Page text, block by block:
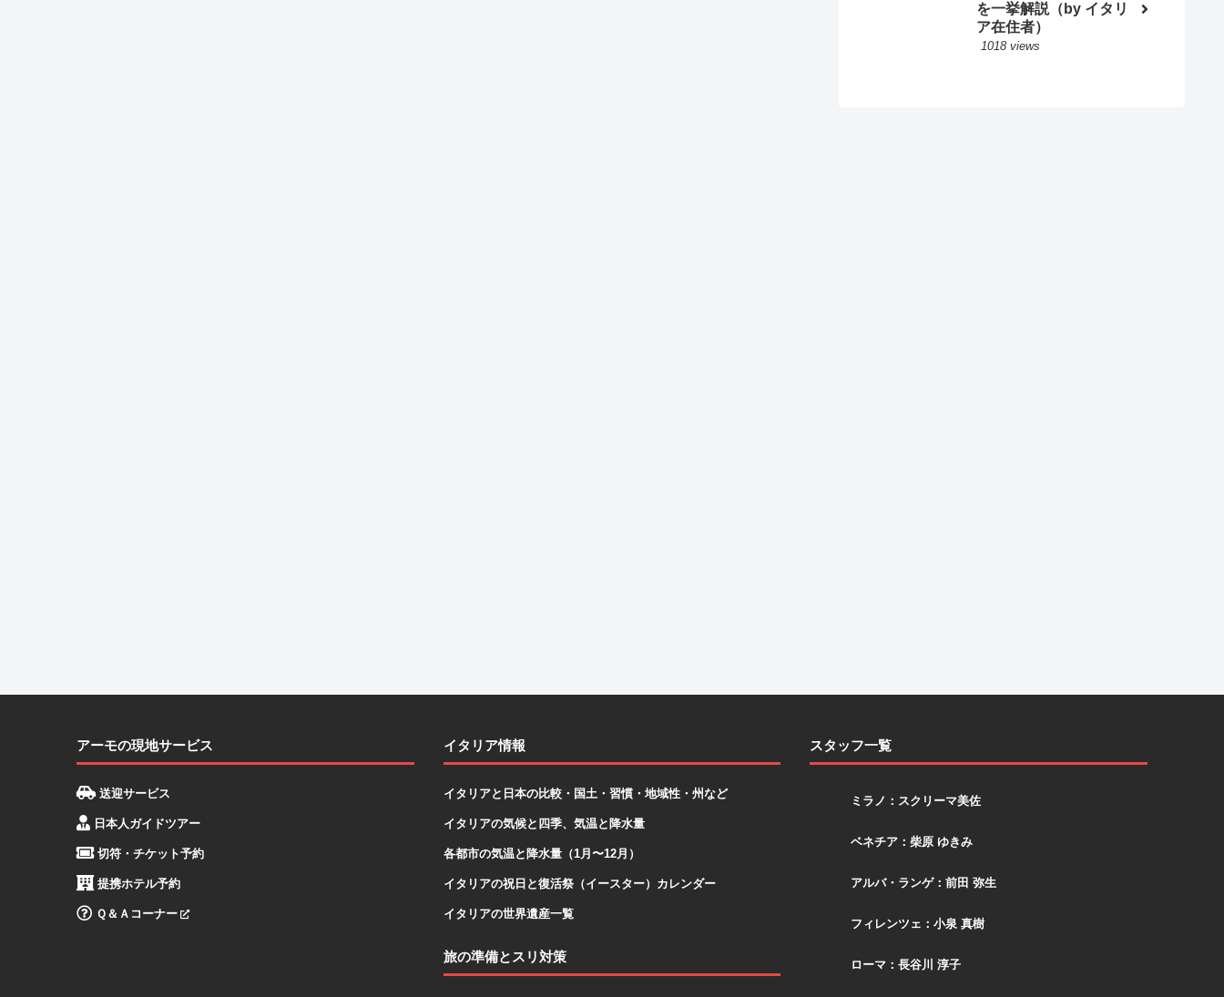
を一挙解説（by イタリ
ア在住者）
1018 views
アーモの現地サービス
送迎サービス
日本人ガイドツアー
切符・チケット予約
提携ホテル予約
Ｑ＆Ａコーナー
イタリア情報
イタリアと日本の比較・国土・習慣・地域性・州など
イタリアの気候と四季、気温と降水量
各都市の気温と降水量（1月〜12月）
イタリアの祝日と復活祭（イースター）カレンダー
イタリアの世界遺産一覧
旅の準備とスリ対策
スタッフ一覧
スクリーマ
ミラノ：スクリーマ美佐
柴原
ベネチア：柴原 ゆきみ
アルバ
アルバ・ランゲ：前田 弥生
小泉
フィレンツェ：小泉 真樹
長谷川
ローマ：長谷川 淳子